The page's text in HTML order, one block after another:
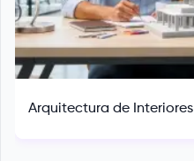
Arquitectura de Interiores